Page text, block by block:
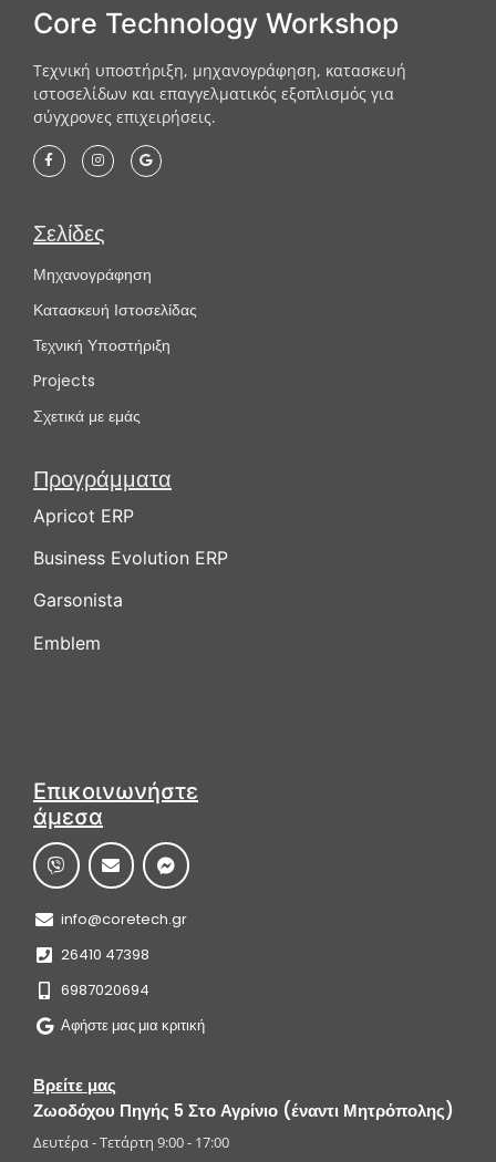
Core Technology Workshop
Τεχνική υποστήριξη, μηχανογράφηση, κατασκευή
ιστοσελίδων και επαγγελματικός εξοπλισμός για
σύγχρονες επιχειρήσεις.
Σελίδες
Μηχανογράφηση
Κατασκευή Ιστοσελίδας
Τεχνική Υποστήριξη
Projects
Σχετικά με εμάς
Προγράμματα
Apricot ERP
Business Evolution ERP
Garsonista
Emblem
Επικοινωνήστε
άμεσα
info@coretech.gr
26410 47398
6987020694
Αφήστε μας μια κριτική
Βρείτε μας
Ζωοδόχου Πηγής 5 Στο Αγρίνιο (έναντι Μητρόπολης)
Δευτέρα - Τετάρτη 9:00 - 17:00